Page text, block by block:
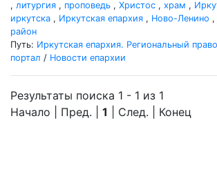
, литургия , проповедь , Христос , храм ,
иркутска , Иркутская епархия , Ново-Ленино ,
район
Путь: Иркутская епархия. Региональный
портал / Новости епархии
Результаты поиска 1 - 1 из 1
Начало | Пред. | 1 | След. | Конец